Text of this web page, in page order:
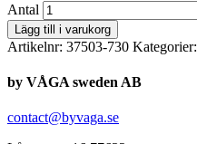
Antal
Lägg till i varukorg
Artikelnr: 37503-730 Kategorier:
by VÅGA sweden AB
contact@byvaga.se